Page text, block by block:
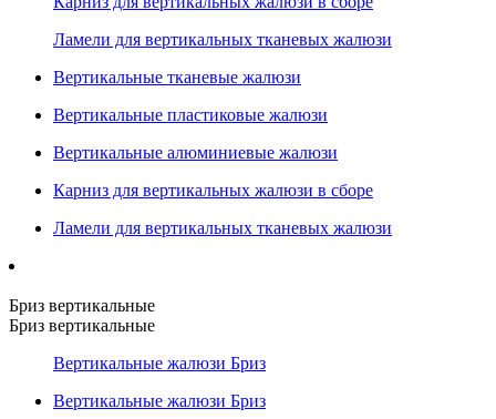
Ламели для вертикальных тканевых жалюзи
Вертикальные тканевые жалюзи
Вертикальные пластиковые жалюзи
Вертикальные алюминиевые жалюзи
Карниз для вертикальных жалюзи в сборе
Ламели для вертикальных тканевых жалюзи
Бриз вертикальные
Бриз вертикальные
Вертикальные жалюзи Бриз
Вертикальные жалюзи Бриз